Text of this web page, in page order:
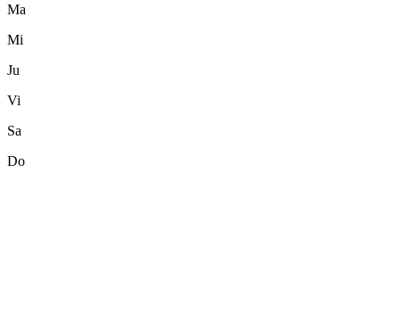
Ma
Mi
Ju
Vi
Sa
Do